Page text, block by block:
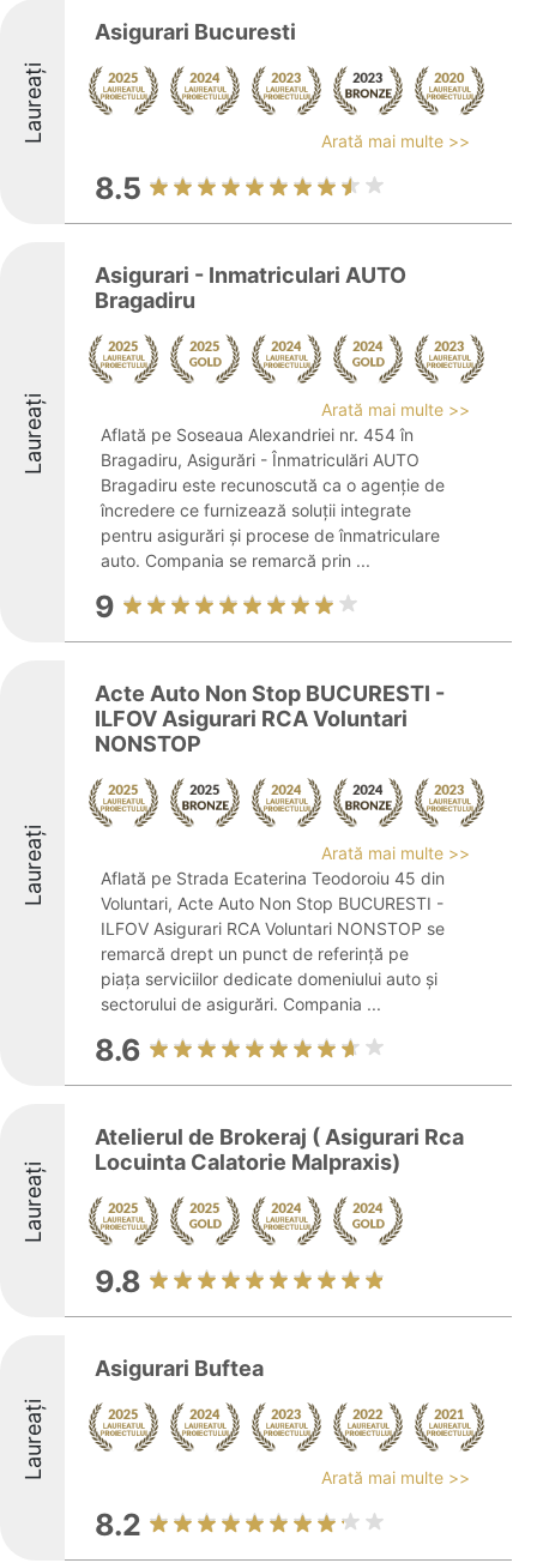
Laureați
Asigurari Bucuresti
Arată mai multe >>
8.5
Laureați
Asigurari - Inmatriculari AUTO
Bragadiru
Arată mai multe >>
Aflată pe Soseaua Alexandriei nr. 454 în
Bragadiru, Asigurări - Înmatriculări AUTO
Bragadiru este recunoscută ca o agenție de
încredere ce furnizează soluții integrate
pentru asigurări și procese de înmatriculare
auto. Compania se remarcă prin ...
9
Laureați
Acte Auto Non Stop BUCURESTI -
ILFOV Asigurari RCA Voluntari
NONSTOP
Arată mai multe >>
Aflată pe Strada Ecaterina Teodoroiu 45 din
Voluntari, Acte Auto Non Stop BUCURESTI -
ILFOV Asigurari RCA Voluntari NONSTOP se
remarcă drept un punct de referință pe
piața serviciilor dedicate domeniului auto și
sectorului de asigurări. Compania ...
8.6
Laureați
Atelierul de Brokeraj ( Asigurari Rca
Locuinta Calatorie Malpraxis)
9.8
Laureați
Asigurari Buftea
Arată mai multe >>
8.2